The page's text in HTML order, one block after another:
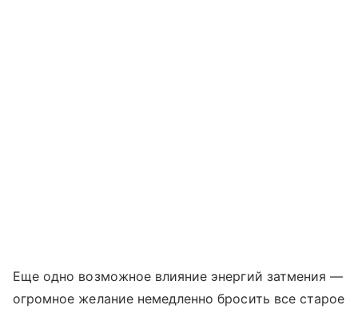
Еще одно возможное влияние энергий затмения —
огромное желание немедленно бросить все старое